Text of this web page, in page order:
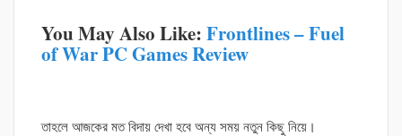
You May Also Like: Frontlines – Fuel
of War PC Games Review
তাহলে আজকের মত বিদায় দেখা হবে অন্য সময় নতুন কিছু নিয়ে।